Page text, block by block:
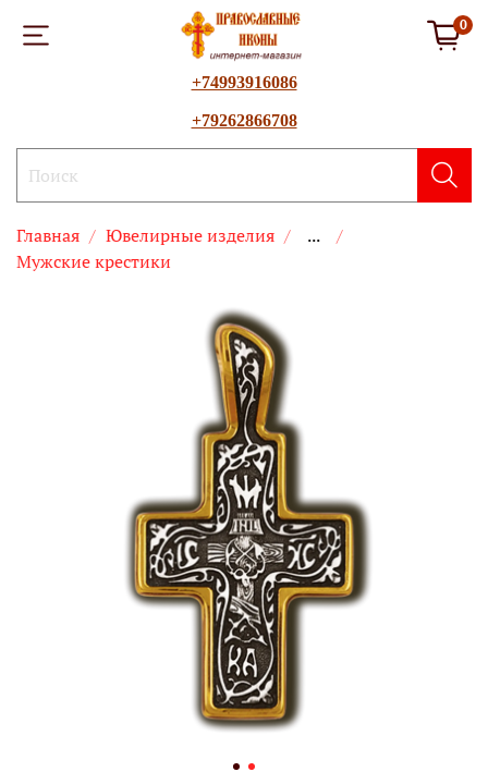
0
+74993916086
+79262866708
Главная Ювелирные изделия
...
Мужские крестики